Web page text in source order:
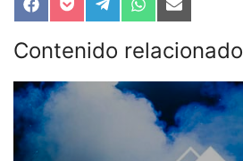
Compartir
en
Facebook
Compartir
en
Pocket
Compartir
en
Telegram
Compartir
en
WhatsApp
Compartir
en
Email
Contenido relacionado